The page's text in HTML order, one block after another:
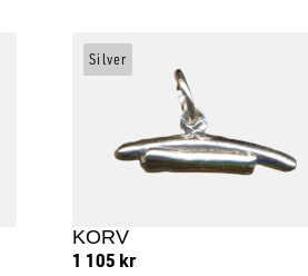
KORV
1 105 kr
Silver